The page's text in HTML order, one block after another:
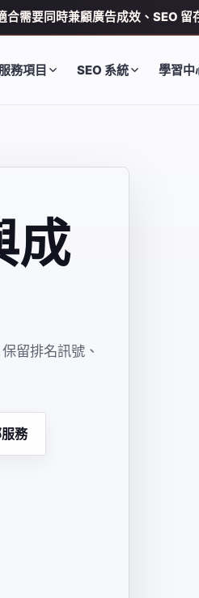
合需要同時兼顧廣告成效、SEO 留
服務項目 SEO 系統 學習中
成
留排名訊號、
務